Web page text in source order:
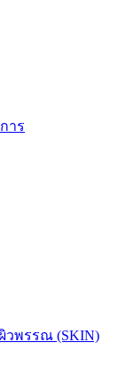
าร
วพรรณ (SKIN)